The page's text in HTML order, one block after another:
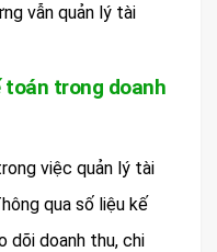
vẫn quản lý tài
trong doanh
việc quản lý tài
qua số liệu kế
dõi doanh thu, chi